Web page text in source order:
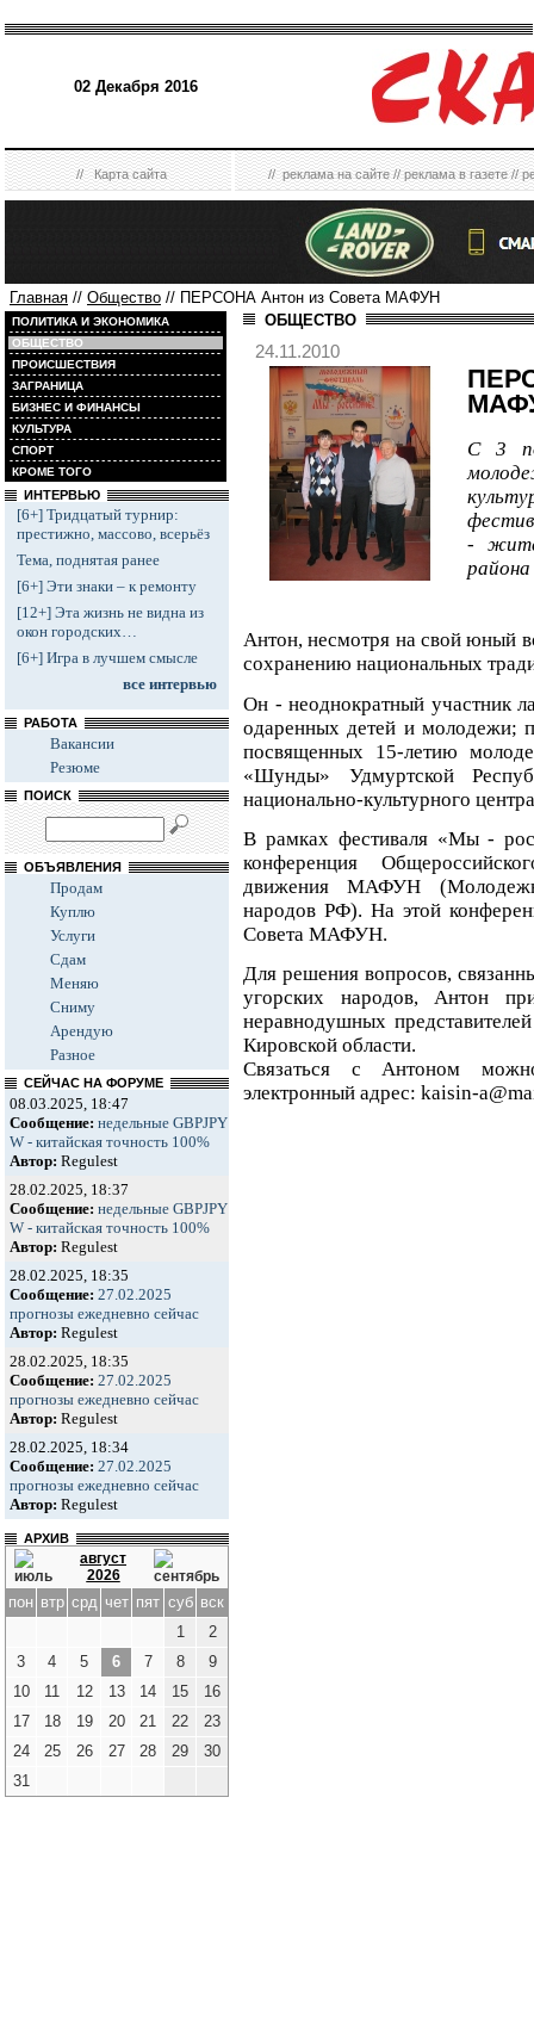
02 Декабря 2016
//Карта сайта //реклама на сайте//реклама в газете//
Главная // Общество // ПЕРСОНА Антон из Совета МАФУН
ПОЛИТИКА И ЭКОНОМИКА
ОБЩЕСТВО
ПРОИСШЕСТВИЯ
ЗАГРАНИЦА
БИЗНЕС И ФИНАНСЫ
КУЛЬТУРА
СПОРТ
КРОМЕ ТОГО
ИНТЕРВЬЮ
[6+] Тридцатый турнир:
престижно, массово, всерьёз
Тема, поднятая ранее
[6+] Эти знаки – к ремонту
[12+] Эта жизнь не видна из
окон городских…
[6+] Игра в лучшем смысле
все интервью
РАБОТА
Вакансии
Резюме
ПОИСК
ОБЪЯВЛЕНИЯ
Продам
Куплю
Услуги
Сдам
Меняю
Сниму
Арендую
Разное
СЕЙЧАС НА ФОРУМЕ
08.03.2025, 18:47
Сообщение: недельные GBPJPY
W - китайская точность 100%
Автор: Regulest
28.02.2025, 18:37
Сообщение: недельные GBPJPY
W - китайская точность 100%
Автор: Regulest
28.02.2025, 18:35
Сообщение: 27.02.2025
прогнозы ежедневно сейчас
Автор: Regulest
28.02.2025, 18:35
Сообщение: 27.02.2025
прогнозы ежедневно сейчас
Автор: Regulest
28.02.2025, 18:34
Сообщение: 27.02.2025
прогнозы ежедневно сейчас
Автор: Regulest
АРХИВ
август
2026
пон втр срд чет пят суб вск
1
2
3
4 5 6 7 8
9
10
11 12 13 14 15
16
17
18 19 20 21 22
23
24
25 26 27 28 29
30
31
ОБЩЕСТВО
24.11.2010
С 3
-
района
Антон, несмотря на свой юный
сохранению национальных
Он - неоднократный участник
одаренных детей и молодежи;
посвященных 15-летию
«Шунды» Удмуртской
национально-культурного
В рамках фестиваля «Мы -
конференция
движения МАФУН
народов РФ). На этой
Совета МАФУН.
Для решения вопросов,
угорских народов, Антон
неравнодушных
Кировской области.
Связаться с Антоном
электронный адрес: kaisin-